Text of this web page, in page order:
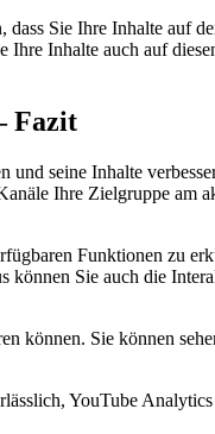
Sie Ihre Inhalte auf
Inhalte auch auf
Fazit
seine Inhalte
Ihre Zielgruppe am
Funktionen zu
Sie auch die
können. Sie können
YouTube